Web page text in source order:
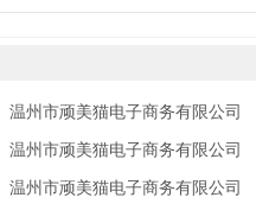
温州市顽美猫电子商务有限公司
温州市顽美猫电子商务有限公司
温州市顽美猫电子商务有限公司